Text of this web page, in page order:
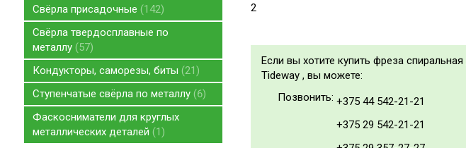
Свёрла присадочные
142
Свёрла твердосплавные по
металлу 57
Кондукторы, саморезы, биты 21
Ступенчатые свёрла по металлу 6
Фаскосниматели для круглых
металлических деталей
1
2
Если вы хотите купить фреза
Tideway , вы можете:
Позвонить: +375 44 542-21-21
+375 29 542-21-21